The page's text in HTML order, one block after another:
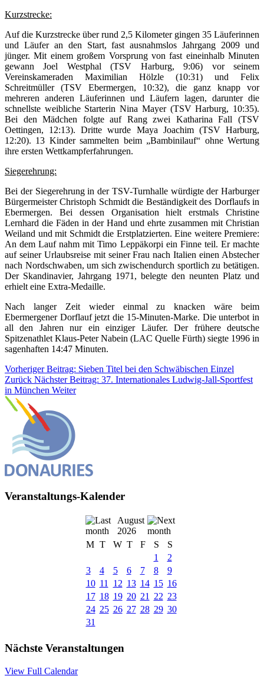
Kurzstrecke:
Auf die Kurzstrecke über rund 2,5 Kilometer gingen 35 Läuferinnen
und Läufer an den Start, fast ausnahmslos Jahrgang 2009 und
jünger. Mit einem großem Vorsprung von fast eineinhalb Minuten
gewann Joel Westphal (TSV Harburg, 9:06) vor seinem
Vereinskameraden Maximilian Hölzle (10:31) und Felix
Schreitmüller (TSV Ebermergen, 10:32), die ganz knapp vor
mehreren anderen Läuferinnen und Läufern lagen, darunter die
schnellste weibliche Starterin Nina Mayer (TSV Harburg, 10:35).
Bei den Mädchen folgte auf Rang zwei Katharina Fall (TSV
Oettingen, 12:13). Dritte wurde Maya Joachim (TSV Harburg,
12:20). 13 Kinder sammelten beim „Bambinilauf“ ohne Wertung
ihre ersten Wettkampferfahrungen.
Siegerehrung:
Bei der Siegerehrung in der TSV-Turnhalle würdigte der Harburger
Bürgermeister Christoph Schmidt die Beständigkeit des Dorflaufs in
Ebermergen. Bei dessen Organisation hielt erstmals Christine
Lernhard die Fäden in der Hand und ehrte zusammen mit Christian
Weiland und mit Schmidt die Erstplatzierten. Eine weitere Premiere:
An dem Lauf nahm mit Timo Leppäkorpi ein Finne teil. Er machte
auf seiner Urlaubsreise mit seiner Frau nach Italien einen Abstecher
nach Nordschwaben, um sich zwischendurch sportlich zu betätigen.
Der Skandinavier, Jahrgang 1971, belegte den neunten Platz und
erhielt eine Extra-Medaille.
Nach langer Zeit wieder einmal zu knacken wäre beim
Ebermergener Dorflauf jetzt die 15-Minuten-Marke. Die unterbot in
all den Jahren nur ein einziger Läufer. Der frühere deutsche
Spitzenathlet Klaus-Peter Nabein (LAC Quelle Fürth) siegte 1996 in
sagenhaften 14:47 Minuten.
Vorheriger Beitrag: Sieben Titel bei den Schwäbischen Einzel
Zurück Nächster Beitrag: 37. Internationales Ludwig-Jall-Sportfest
in München Weiter
Veranstaltungs-Kalender
August
2026
M T W T F S
S
1
2
3
4 5 6 7 8
9
10 11 12 13 14 15 16
17 18 19 20 21 22 23
24 25 26 27 28 29 30
31
Nächste Veranstaltungen
View Full Calendar